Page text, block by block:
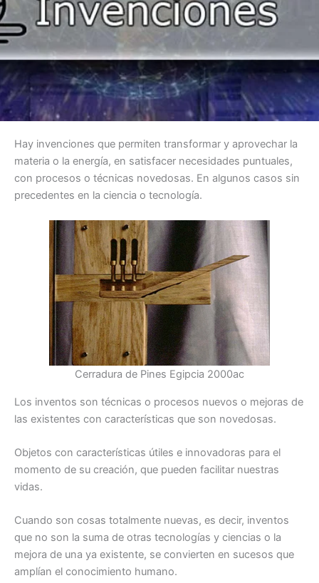
Hay invenciones que permiten transformar y aprovechar la
materia o la energía, en satisfacer necesidades puntuales,
con procesos o técnicas novedosas. En algunos casos sin
precedentes en la ciencia o tecnología.
Cerradura de Pines Egipcia 2000ac
Los inventos son técnicas o procesos nuevos o mejoras de
las existentes con características que son novedosas.
Objetos con características útiles e innovadoras para el
momento de su creación, que pueden facilitar nuestras
vidas.
Cuando son cosas totalmente nuevas, es decir, inventos
que no son la suma de otras tecnologías y ciencias o la
mejora de una ya existente, se convierten en sucesos que
amplían el conocimiento humano.